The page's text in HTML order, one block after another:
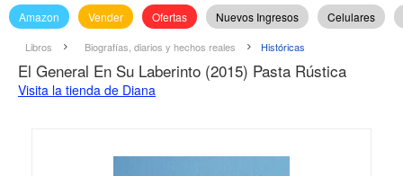
Amazon Vender Ofertas Nuevos Ingresos Celulares
Libros Biografías, diarios y hechos reales Históricas
El General En Su Laberinto (2015) Pasta Rústica
Visita la tienda de Diana